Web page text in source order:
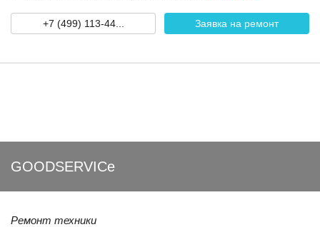
+7 (499) 113-44... Заявка на ремонт
GOODSERVICe
Ремонт техники